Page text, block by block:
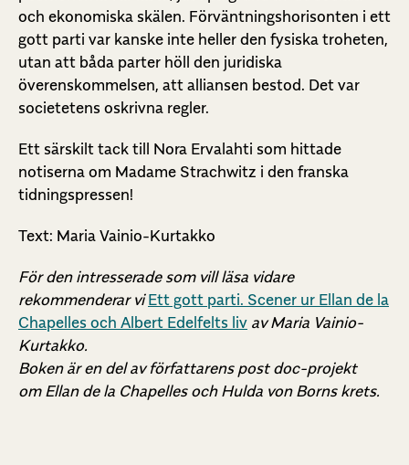
och ekonomiska skälen. Förväntningshorisonten i ett
gott parti var kanske inte heller den fysiska troheten,
utan att båda parter höll den juridiska
överenskommelsen, att alliansen bestod. Det var
societetens oskrivna regler.
Ett särskilt tack till Nora Ervalahti som hittade
notiserna om Madame Strachwitz i den franska
tidningspressen!
Text: Maria Vainio-Kurtakko
För den intresserade som vill läsa vidare
rekommenderar viEtt gott parti. Scener ur Ellan de la
Chapelles och Albert Edelfelts liv av Maria Vainio-
Kurtakko.
Boken är en del av författarens post doc-projekt
om Ellan de la Chapelles och Hulda von Borns krets.